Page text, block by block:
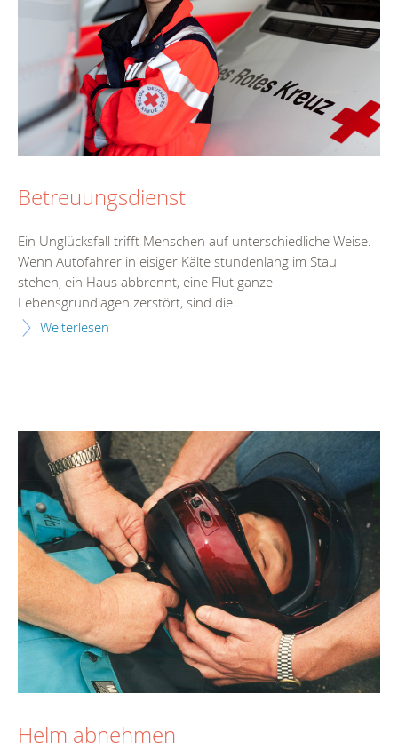
Betreuungsdienst
Ein Unglücksfall trifft Menschen auf unterschiedliche Weise.
Wenn Autofahrer in eisiger Kälte stundenlang im Stau
stehen, ein Haus abbrennt, eine Flut ganze
Lebensgrundlagen zerstört, sind die...
Weiterlesen
Helm abnehmen